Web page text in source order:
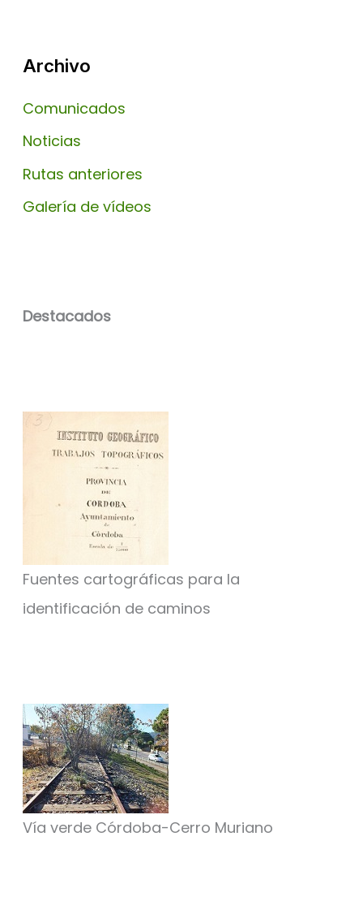
Archivo
Comunicados
Noticias
Rutas anteriores
Galería de vídeos
Destacados
Fuentes cartográficas para la
identificación de caminos
Vía verde Córdoba-Cerro Muriano